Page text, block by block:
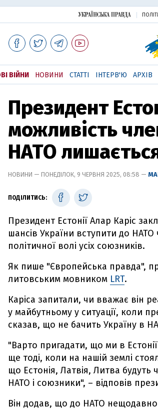
ВІЙНИ НОВИНИ СТАТТІ ІНТЕРВ'Ю АРХІВ
Президент
можливість
НАТО
НОВИНИ — ПОНЕДІЛОК, 9 ЧЕРВНЯ 2025, 08:58 —
ПОДІЛИТИСЬ:
Президент Естонії Алар Каріс
шансів України вступити до
політичної волі усіх союзників.
Як пише "Європейська правда",
литовським мовником LRT.
Каріса запитали, чи вважає він
у майбутньому у ситуації, коли
сказав, що не бачить Україну в
"Варто пригадати, що ми в
ще тоді, коли на нашій землі
що Естонія, Латвія, Литва
НАТО і союзники", – відповів
Він додав, що до НАТО нещодавно